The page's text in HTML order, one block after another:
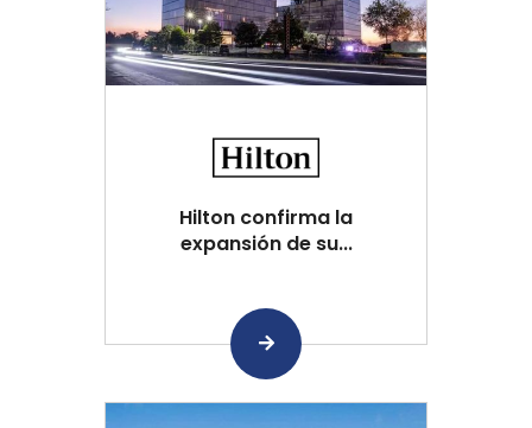
Hilton confirma la
expansión de su...